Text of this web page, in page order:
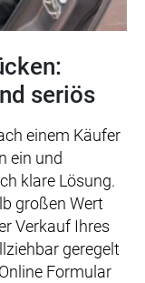
seriös
einem Käufer
ein und
klare Lösung.
großen Wert
Verkauf Ihres
geregelt
Formular